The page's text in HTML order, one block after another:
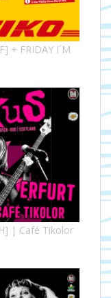
+ FRIDAY I´M
| Café Tikolor